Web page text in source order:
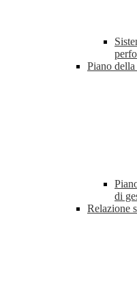
Piano
di
Relazione